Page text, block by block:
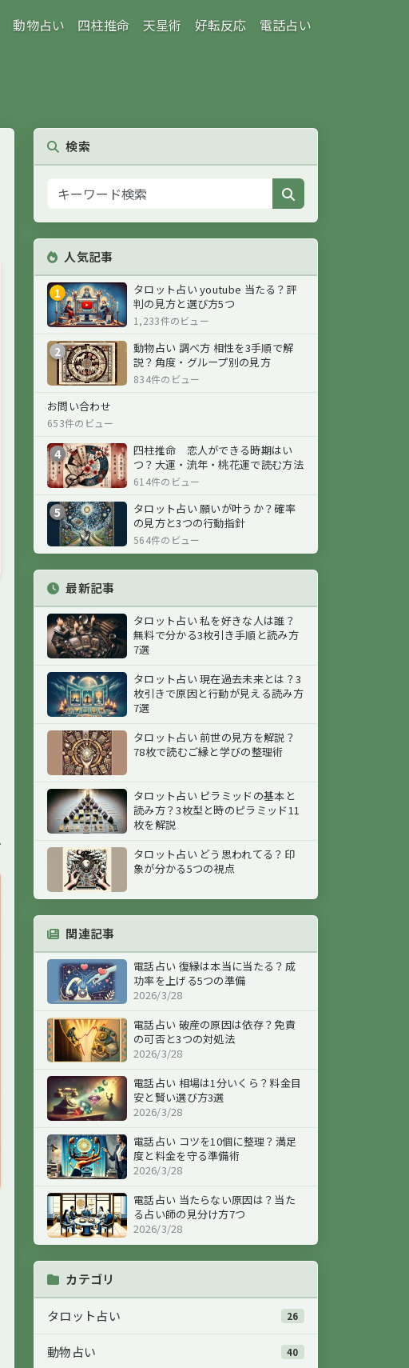
動物占い 四柱推命 天星術 好転反応 電話占い
検索
人気記事
1
タロット占い youtube 当たる？評
判の見方と選び方5つ
1,233件のビュー
2
動物占い 調べ方 相性を3手順で解
説？角度・グループ別の見方
834件のビュー
お問い合わせ
653件のビュー
4
四柱推命 恋人ができる時期はい
つ？大運・流年・桃花運で読む方法
614件のビュー
5
タロット占い 願いが叶うか？確率
の見方と3つの行動指針
564件のビュー
最新記事
タロット占い 私を好きな人は誰？
無料で分かる3枚引き手順と読み方
7選
タロット占い 現在過去未来とは？3
枚引きで原因と行動が見える読み方
7選
タロット占い 前世の見方を解説？
78枚で読むご縁と学びの整理術
タロット占い ピラミッドの基本と
読み方？3枚型と時のピラミッド11
枚を解説
タロット占い どう思われてる？印
象が分かる5つの視点
関連記事
電話占い 復縁は本当に当たる？成
功率を上げる5つの準備
2026/3/28
電話占い 破産の原因は依存？免責
の可否と3つの対処法
2026/3/28
電話占い 相場は1分いくら？料金目
安と賢い選び方3選
2026/3/28
電話占い コツを10個に整理？満足
度と料金を守る準備術
2026/3/28
電話占い 当たらない原因は？当た
る占い師の見分け方7つ
2026/3/28
カテゴリ
タロット占い 26
動物占い 40